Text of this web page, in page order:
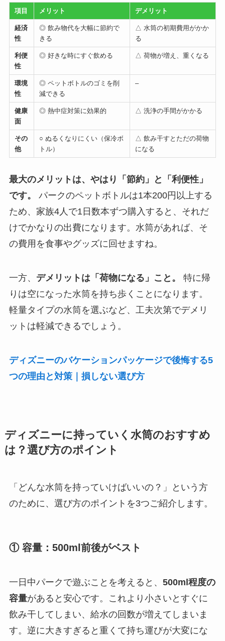
項目 メリット デメリット
経済
性
◎ 飲み物代を大幅に節約で
きる
△ 水筒の初期費用がかか
る
利便
性
◎ 好きな時にすぐ飲める △ 荷物が増え、重くなる
環境
性
◎ ペットボトルのゴミを削
減できる
–
健康
面
◎ 熱中症対策に効果的 △ 洗浄の手間がかかる
その
他
○ ぬるくなりにくい（保冷ボ
トル）
△ 飲み干すとただの荷物
になる
最大のメリットは、やはり「節約」と「利便性」
です。
パークのペットボトルは1本200円以上する
ため、家族4人で1日数本ずつ購入すると、それだ
けでかなりの出費になります。水筒があれば、そ
の費用を食事やグッズに回せますね。
一方、 デメリットは「荷物になる」こと。
特に帰
りは空になった水筒を持ち歩くことになります。
軽量タイプの水筒を選ぶなど、工夫次第でデメリ
ットは軽減できるでしょう。
ディズニーのバケーションパッケージで後悔する5
つの理由と対策｜損しない選び方
ディズニーに持っていく水筒のおすすめ
は？選び方のポイント
「どんな水筒を持っていけばいいの？」という方
のために、選び方のポイントを3つご紹介します。
① 容量：500ml前後がベスト
一日中パークで遊ぶことを考えると、 500ml程度の
容量があると安心です。これより小さいとすぐに
飲み干してしまい、給水の回数が増えてしまいま
す。逆に大きすぎると重くて持ち運びが大変にな